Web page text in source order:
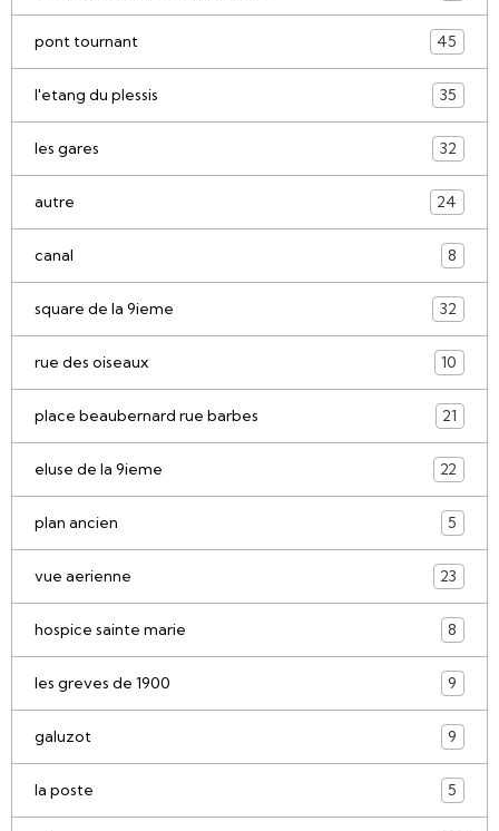
pont tournant 45
l'etang du plessis 35
les gares 32
autre 24
canal 8
square de la 9ieme 32
rue des oiseaux 10
place beaubernard rue barbes 21
eluse de la 9ieme 22
plan ancien 5
vue aerienne 23
hospice sainte marie 8
les greves de 1900 9
galuzot 9
la poste 5